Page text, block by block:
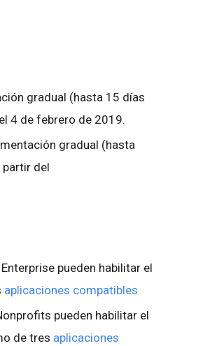
gradual (hasta 15 días
4 de febrero de 2019.
gradual (hasta
del
pueden habilitar el
aplicaciones compatibles
pueden habilitar el
de tres aplicaciones